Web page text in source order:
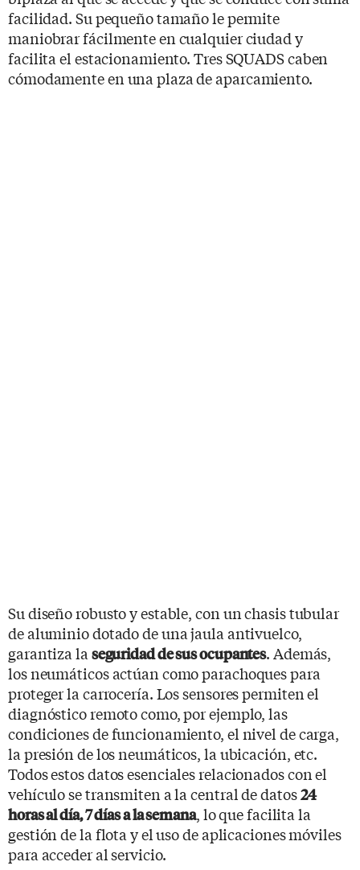
facilidad. Su pequeño tamaño le permite
maniobrar fácilmente en cualquier ciudad y
facilita el estacionamiento. Tres SQUADS caben
cómodamente en una plaza de aparcamiento.
Su diseño robusto y estable, con un chasis tubular
de aluminio dotado de una jaula antivuelco,
garantiza la seguridad de sus ocupantes. Además,
los neumáticos actúan como parachoques para
proteger la carrocería. Los sensores permiten el
diagnóstico remoto como, por ejemplo, las
condiciones de funcionamiento, el nivel de carga,
la presión de los neumáticos, la ubicación, etc.
Todos estos datos esenciales relacionados con el
vehículo se transmiten a la central de datos24
horas al día, 7 días a la semana, lo que facilita la
gestión de la flota y el uso de aplicaciones móviles
para acceder al servicio.